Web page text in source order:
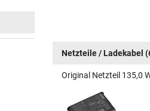
Netzteile / Ladekabel
Original Netzteil 135,0